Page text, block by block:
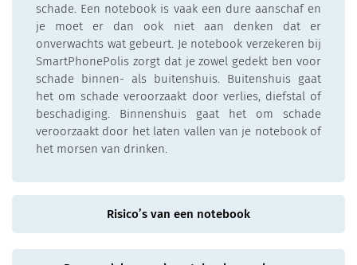
schade. Een notebook is vaak een dure aanschaf en
je moet er dan ook niet aan denken dat er
onverwachts wat gebeurt. Je notebook verzekeren bij
SmartPhonePolis zorgt dat je zowel gedekt ben voor
schade binnen- als buitenshuis. Buitenshuis gaat
het om schade veroorzaakt door verlies, diefstal of
beschadiging. Binnenshuis gaat het om schade
veroorzaakt door het laten vallen van je notebook of
het morsen van drinken.
Risico’s van een notebook